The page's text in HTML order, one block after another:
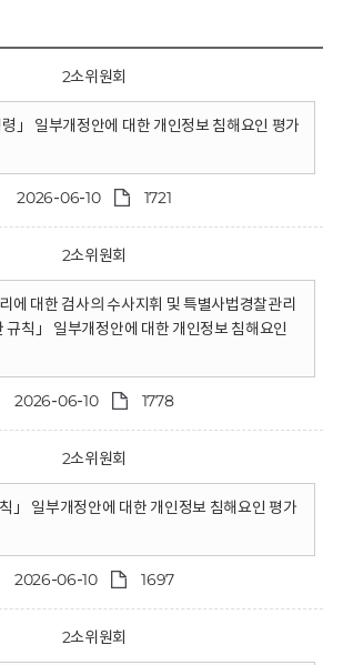
2소위원회
령」 일부개정안에 대한 개인정보 침해요인 평가
2026-06-10 1721
2소위원회
에 대한 검사의 수사지휘 및 특별사법경찰관리
규칙」 일부개정안에 대한 개인정보 침해요인
2026-06-10 1778
2소위원회
」 일부개정안에 대한 개인정보 침해요인 평가
2026-06-10 1697
2소위원회